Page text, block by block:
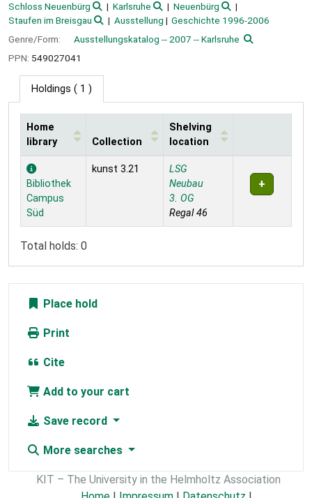
Schloss Neuenbürg
Karlsruhe
Neuenbürg
Staufen im Breisgau
Ausstellung
Geschichte 1996-2006
Genre/Form:
Ausstellungskatalog -- 2007 -- Karlsruhe
PPN: 549027041
Holdings ( 1 )
Holdings
Home
library
Collection
Shelving
location
Bibliothek
Campus
Süd
kunst 3.21
LSG
Neubau
3. OG
Regal 46
Total holds: 0
Place hold
Print
Cite
Add to your cart
Save record
More searches
KIT – The University in the Helmholtz Association